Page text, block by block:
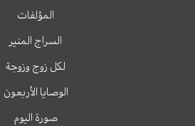
المؤلفات
السراج المنير
لكل زوج وزوجة
الوصايا الأربعون
صورة اليوم